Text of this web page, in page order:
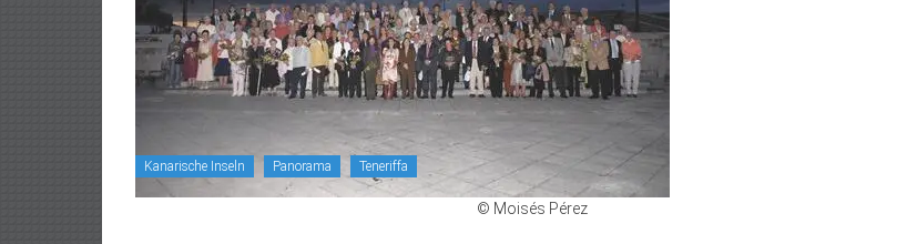
Kanarische Inseln Panorama Teneriffa
© Moisés Pérez